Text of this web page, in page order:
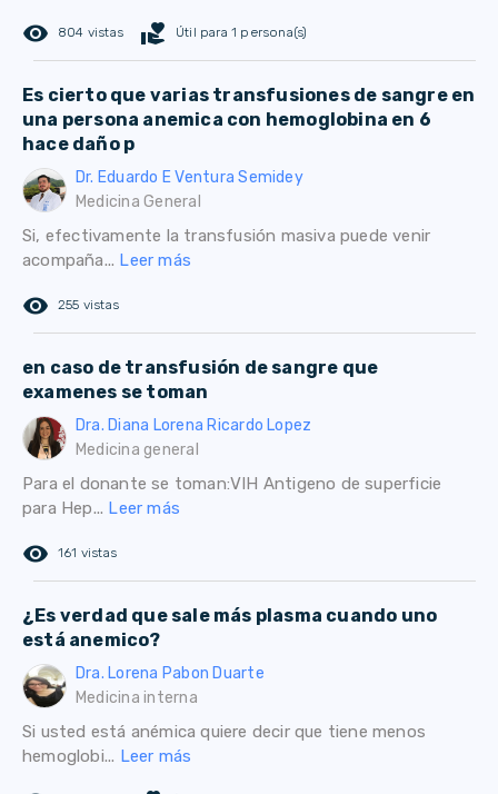
remove_red_eye 804 vistas volunteer_activism Útil para 1 persona(s)
Es cierto que varias transfusiones de sangre en
una persona anemica con hemoglobina en 6
hace daño p
Dr. Eduardo E Ventura Semidey
Medicina General
Si, efectivamente la transfusión masiva puede venir
acompaña... Leer más
remove_red_eye 255 vistas
en caso de transfusión de sangre que
examenes se toman
Dra. Diana Lorena Ricardo Lopez
Medicina general
Para el donante se toman:VIH Antigeno de superficie
para Hep... Leer más
remove_red_eye 161 vistas
¿Es verdad que sale más plasma cuando uno
está anemico?
Dra. Lorena Pabon Duarte
Medicina interna
Si usted está anémica quiere decir que tiene menos
hemoglobi... Leer más